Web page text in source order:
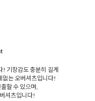
! 기장감도 충분히 길게
없는 오버셔츠입니다!
할 수 있으며,
셔츠입니다!